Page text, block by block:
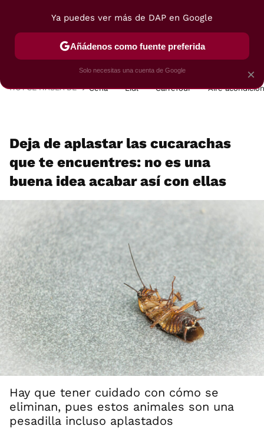
POSTRES VIAJES SELECCIÓN VEGUI
HOY SE HABLA DE Cena Lidl Carrefour Aire
Deja de aplastar las cucarachas
que te encuentres: no es una
buena idea acabar así con ellas
Hay que tener cuidado con cómo se
eliminan, pues estos animales son una
pesadilla incluso aplastados
×
Ya puedes ver más de DAP en Google
Añádenos como fuente preferida
Solo necesitas una cuenta de Google